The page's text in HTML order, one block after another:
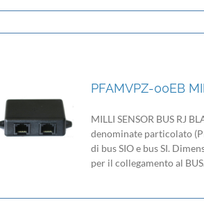
PFAMVPZ-00EB
MILLI SENSOR BUS RJ
denominate particolato
di bus SIO e bus SI.
per il collegamento al